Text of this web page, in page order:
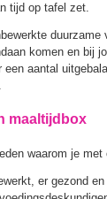
tijd op tafel zet.
komen en bij
aantal
maaltijdbox
waarom je
er gezond